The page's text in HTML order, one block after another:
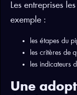
Les entreprises
exemple :
les étapes du
les critères de
les indicateurs
Une